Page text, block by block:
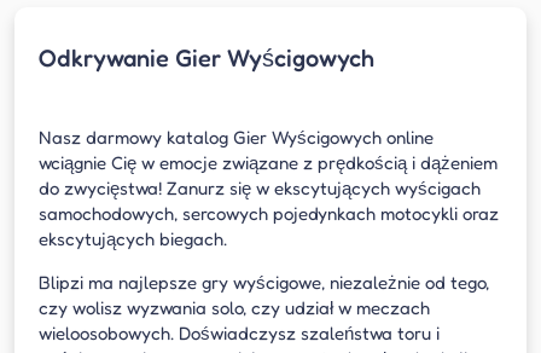
Odkrywanie Gier Wyścigowych
Nasz darmowy katalog Gier Wyścigowych online
wciągnie Cię w emocje związane z prędkością i dążeniem
do zwycięstwa! Zanurz się w ekscytujących wyścigach
samochodowych, sercowych pojedynkach motocykli oraz
ekscytujących biegach.
Blipzi ma najlepsze gry wyścigowe, niezależnie od tego,
czy wolisz wyzwania solo, czy udział w meczach
wieloosobowych. Doświadczysz szaleństwa toru i